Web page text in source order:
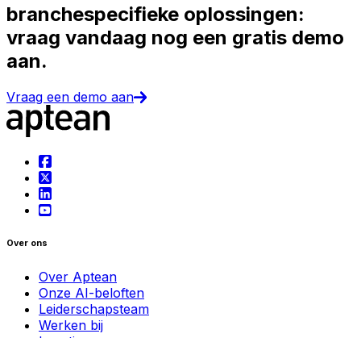
branchespecifieke oplossingen:
vraag vandaag nog een gratis demo
aan.
Vraag een demo aan
Over ons
Over Aptean
Onze AI-beloften
Leiderschapsteam
Werken bij